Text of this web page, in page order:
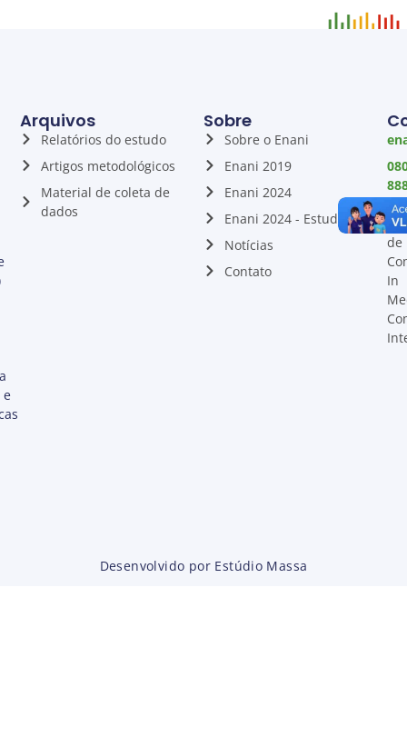
e
Sobre
Sobre o Enani
Enani 2019
Enani 2024
Enani 2024 - Estudo Piloto
Notícias
Contato
Arquivos
Relatórios do estudo
Artigos metodológicos
Material de coleta de
dados
de
In
Desenvolvido por Estúdio Massa